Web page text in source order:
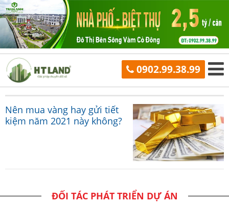
0902.99.38.99
Nên mua vàng hay gửi tiết
kiệm năm 2021 này không?
ĐỐI TÁC PHÁT TRIỂN DỰ ÁN